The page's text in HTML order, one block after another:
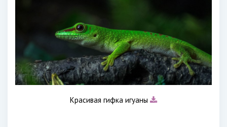
Красивая гифка игуаны